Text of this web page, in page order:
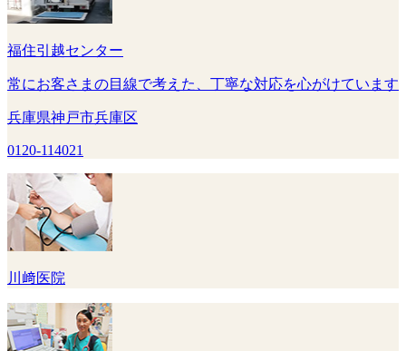
福住引越センター
常にお客さまの目線で考えた、丁寧な対応を心がけています
兵庫県神戸市兵庫区
0120-114021
川﨑医院